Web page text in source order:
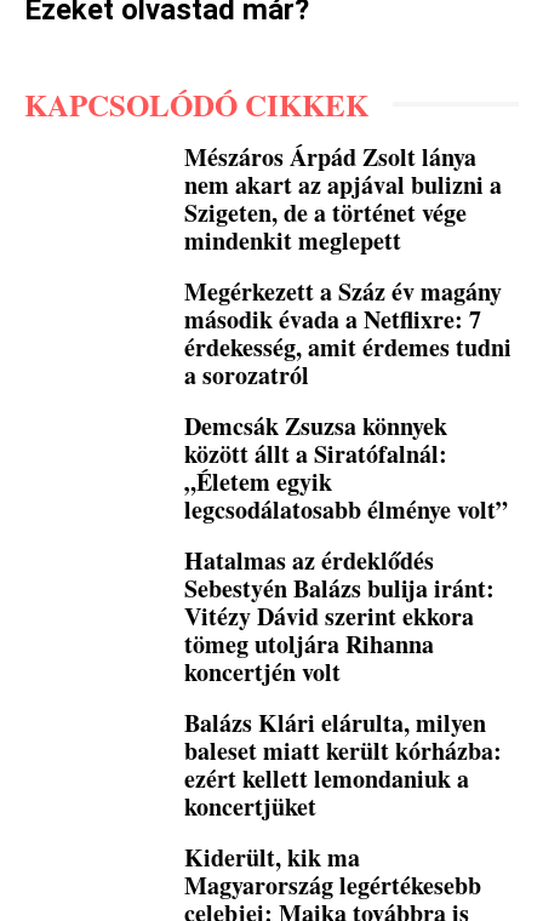
Ezeket olvastad már?
KAPCSOLÓDÓ CIKKEK
Mészáros Árpád Zsolt lánya
nem akart az apjával bulizni a
Szigeten, de a történet vége
mindenkit meglepett
Megérkezett a Száz év magány
második évada a Netflixre: 7
érdekesség, amit érdemes tudni
a sorozatról
Demcsák Zsuzsa könnyek
között állt a Siratófalnál:
„Életem egyik
legcsodálatosabb élménye volt”
Hatalmas az érdeklődés
Sebestyén Balázs bulija iránt:
Vitézy Dávid szerint ekkora
tömeg utoljára Rihanna
koncertjén volt
Balázs Klári elárulta, milyen
baleset miatt került kórházba:
ezért kellett lemondaniuk a
koncertjüket
Kiderült, kik ma
Magyarország legértékesebb
celebjei: Majka továbbra is